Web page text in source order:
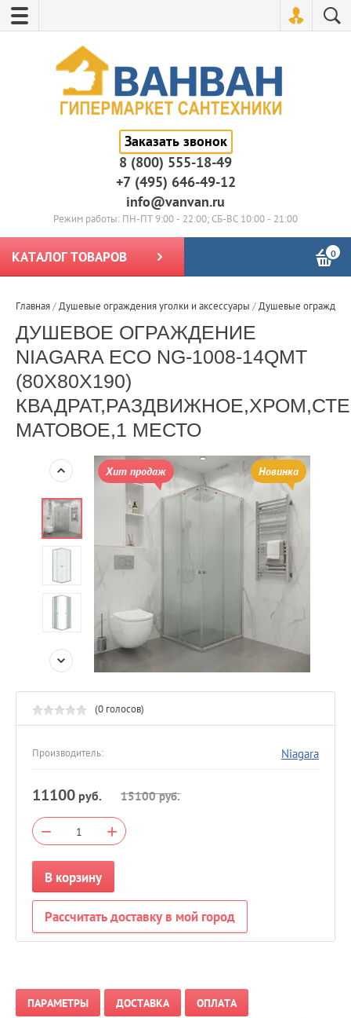
Заказать звонок
8 (800) 555-18-49
+7 (495) 646-49-12
info@vanvan.ru
Режим работы: ПН-ПТ 9:00 - 22:00; СБ-ВС 10:00 - 21:00
КАТАЛОГ ТОВАРОВ 0
Главная/Душевые ограждения уголки и аксессуары /Душевые
ДУШЕВОЕ ОГРАЖДЕНИЕ
NIAGARA ECO NG-1008-14QMT
(80Х80Х190)
МАТОВОЕ,1 МЕСТО
Хит продаж Новинка
(0 голосов)
Производитель: Niagara
11100 руб. 15100руб.
− +
В корзину
Рассчитать доставку в мой город
ПАРАМЕТРЫ ДОСТАВКА ОПЛАТА